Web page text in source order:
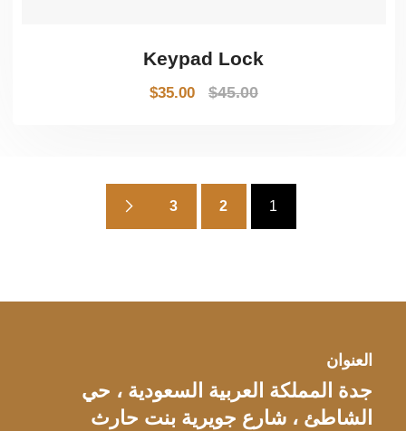
Keypad Lock
$45.00
$35.00
1
2
3
العنوان
جدة المملكة العربية السعودية ، حي
الشاطئ ، شارع جويرية بنت حارث